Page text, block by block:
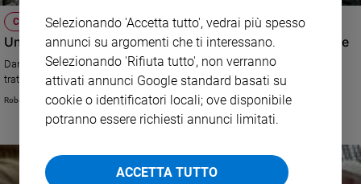
CULTURA E SPETTACOLI
Un festival per Verdi e un podio italiano all'Opera di Lione
Daniele Rustioni, 33 anni, nella prossima stagione dirigerà tre opere che
trattano il tema del potere: Macbeth, Don Carlos e Attila.
Roberto Zichittella
Selezionando 'Accetta tutto', vedrai più spesso
annunci su argomenti che ti interessano.
Selezionando 'Rifiuta tutto', non verranno
attivati annunci Google standard basati su
cookie o identificatori locali; ove disponibile
potranno essere richiesti annunci limitati.
ACCETTA TUTTO